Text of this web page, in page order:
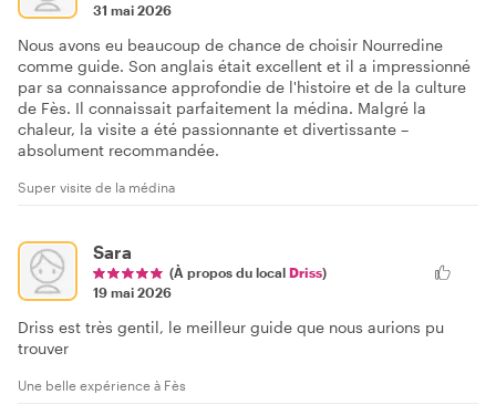
31 mai 2026
Nous avons eu beaucoup de chance de choisir Nourredine
comme guide. Son anglais était excellent et il a impressionné
par sa connaissance approfondie de l'histoire et de la culture
de Fès. Il connaissait parfaitement la médina. Malgré la
chaleur, la visite a été passionnante et divertissante –
absolument recommandée.
Super visite de la médina
Sara
(À propos du local Driss)
19 mai 2026
Driss est très gentil, le meilleur guide que nous aurions pu
trouver
Une belle expérience à Fès